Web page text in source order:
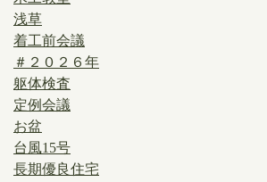
浅草
着工前会議
＃２０２６年
躯体検査
定例会議
お盆
台風15号
長期優良住宅